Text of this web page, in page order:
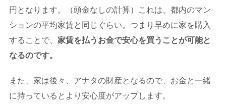
円となります。（頭金なしの計算）これは、都内のマン
ションの平均家賃と同じぐらい。つまり早めに家を購入
することで、 家賃を払うお金で安心を買うことが可能と
なるのです。
また、家は後々、アナタの財産となるので、お金と一緒
に持っているとより安心度がアップします。